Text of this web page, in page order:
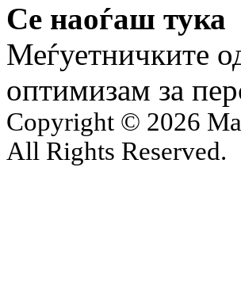
Се наоѓаш тука
Меѓуетничките
оптимизам за
Copyright © 2026
All Rights Reserved.